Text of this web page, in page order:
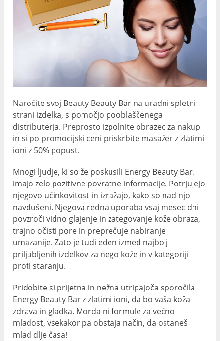
Naročite svoj Beauty Beauty Bar na uradni spletni
strani izdelka, s pomočjo pooblaščenega
distributerja. Preprosto izpolnite obrazec za nakup
in si po promocijski ceni priskrbite masažer z zlatimi
ioni z 50% popust.
Mnogi ljudje, ki so že poskusili Energy Beauty Bar,
imajo zelo pozitivne povratne informacije. Potrjujejo
njegovo učinkovitost in izražajo, kako so nad njo
navdušeni. Njegova redna uporaba vsaj mesec dni
povzroči vidno glajenje in zategovanje kože obraza,
trajno očisti pore in preprečuje nabiranje
umazanije. Zato je tudi eden izmed najbolj
priljubljenih izdelkov za nego kože in v kategoriji
proti staranju.
Pridobite si prijetna in nežna utripajoča sporočila
Energy Beauty Bar z zlatimi ioni, da bo vaša koža
zdrava in gladka. Morda ni formule za večno
mladost, vsekakor pa obstaja način, da ostaneš
mlad dlje časa!